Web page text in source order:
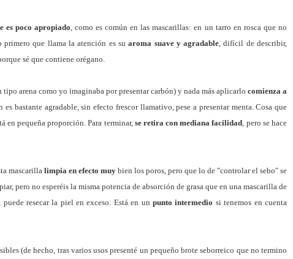
es poco apropiado, como es común en las mascarillas: en un tarro en rosca que no
primero que llama la atención es suaroma suave y agradable, difícil de describir,
sé que contiene orégano.
tipo arena como yo imaginaba por presentar carbón) y nada más aplicarlo comienza a
es bastante agradable, sin efecto frescor llamativo, pese a presentar menta. Cosa que
en pequeña proporción. Para terminar, se retira con mediana facilidad, pero se hace
mascarilla limpia en efecto muy bien los poros, pero que lo de "controlar el sebo" se
pero no esperéis la misma potencia de absorción de grasa que en una mascarilla de
resecar la piel en exceso. Está en unpunto intermedio si tenemos en cuenta
(de hecho, tras varios usos presenté un pequeño brote seborreico que no termino